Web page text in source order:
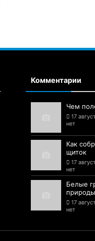
Комментарии
Чем
17
нет
Как
щиток
17
нет
Белые
17
нет